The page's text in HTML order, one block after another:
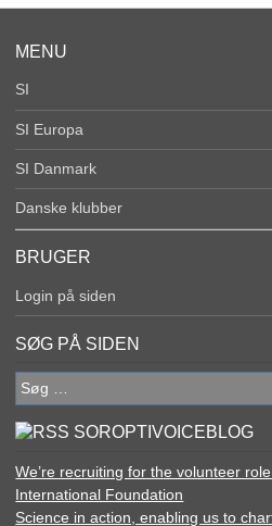
MENU
SI
SI Europa
SI Danmark
Danske klubber
BRUGER
Login på siden
SØG PÅ SIDEN
Søg
efter:
SOROPTIVOICEBLOG
We’re recruiting for the volunteer
International Foundation
Science in action, enabling us to